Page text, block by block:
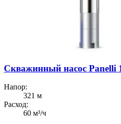
Скважинный насос Panelli
Напор:
321 м
Расход:
60 м³/ч